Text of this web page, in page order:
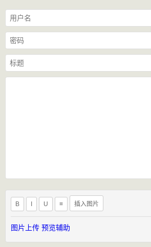
B U ≡ 插入图片
图片上传 预览辅助